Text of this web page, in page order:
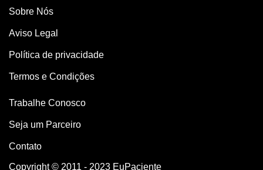
Sobre Nós
Aviso Legal
Política de privacidade
Termos e Condições
Trabalhe Conosco
Seja um Parceiro
Contato
Copyright © 2011 - 2023 EuPaciente